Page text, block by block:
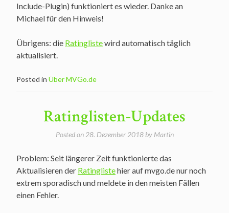
Include-Plugin) funktioniert es wieder. Danke an
Michael für den Hinweis!
Übrigens: die Ratinglistewird automatisch täglich
aktualisiert.
Posted in Über MVGo.de
Ratinglisten-Updates
Posted on 28. Dezember 2018by Martin
Problem: Seit längerer Zeit funktionierte das
Aktualisieren der Ratinglistehier auf mvgo.de nur noch
extrem sporadisch und meldete in den meisten Fällen
einen Fehler.